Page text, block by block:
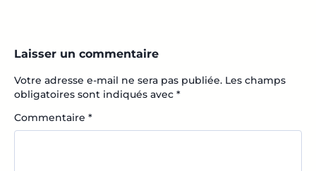
Laisser un commentaire
Votre adresse e-mail ne sera pas publiée. Les champs
obligatoires sont indiqués avec *
Commentaire *